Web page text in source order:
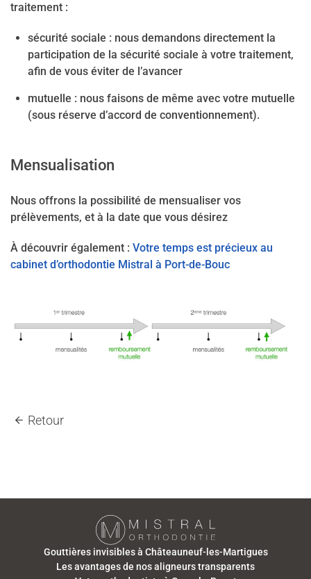
traitement :
sécurité sociale : nous demandons directement la
participation de la sécurité sociale à votre traitement,
afin de vous éviter de l’avancer
mutuelle : nous faisons de même avec votre mutuelle
(sous réserve d’accord de conventionnement).
Mensualisation
Nous offrons la possibilité de mensualiser vos
prélèvements, et à la date que vous désirez
À découvrir également : Votre temps est précieux au
cabinet d’orthodontie Mistral à Port-de-Bouc
Retour
Gouttières invisibles à Châteauneuf-les-Martigues
Les avantages de nos aligneurs transparents